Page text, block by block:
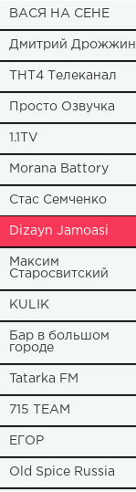
ВАСЯ НА СЕНЕ
Дмитрий Дрожжин
ТНТ4 Телеканал
Просто Озвучка
1.1TV
Morana Battory
Стас Семченко
Dizayn Jamoasi
Максим
Старосвитский
KULIK
Бар в большом
городе
Tatarka FM
715 TEAM
ЕГОР
Old Spice Russia